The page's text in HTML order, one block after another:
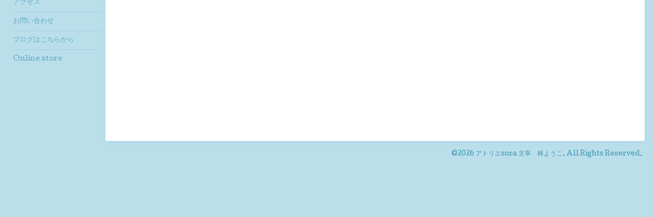
©2026 アトリエsora 主宰 林ようこ . All Rights Reserved.
アクセス
お問い合わせ
ブログはこちらから
Online store